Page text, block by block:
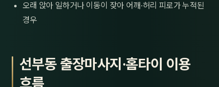
오래 앉아 일하거나 이동이 잦아 어깨·허리 피로가 누적된
경우
선부동 출장마사지·홈타이 이용
흐름